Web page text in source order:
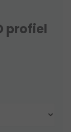
profiel